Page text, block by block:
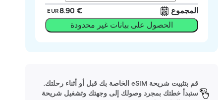
المجموع EUR
الحصول على بيانات غير محدودة
قم بتثبيت شريحة eSIM الخاصة بك قبل أو أثناء رحلتك.
ستبدأ خطتك بمجرد وصولك إلى وجهتك وتشغيل شريحة